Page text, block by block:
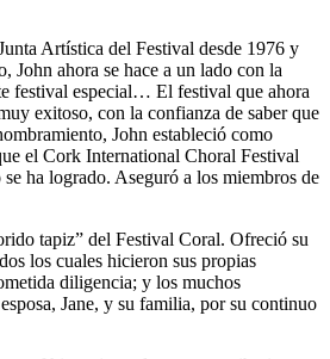
Artística del Festival desde 1976 y
John ahora se hace a un lado con la
festival especial… El festival que ahora
exitoso, con la confianza de saber que
John estableció como
el Cork International Choral Festival
ha logrado. Aseguró a los miembros de
tapiz” del Festival Coral. Ofreció su
los cuales hicieron sus propias
diligencia; y los muchos
Jane, y su familia, por su continuo